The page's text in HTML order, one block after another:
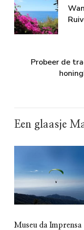
Probeer de
Een glaasje
Museu da Imprensa